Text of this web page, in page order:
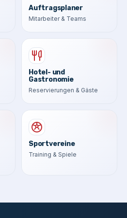
Auftragsplaner
Mitarbeiter & Teams
Hotel- und
Gastronomie
Reservierungen & Gäste
Sportvereine
Training & Spiele